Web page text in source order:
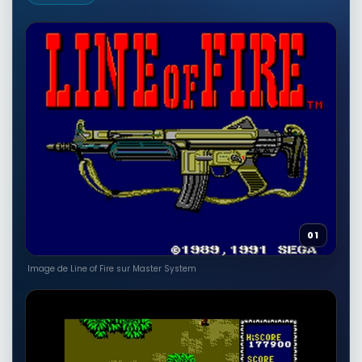
Lines of Battle: the old Flag's
Baptism of Fire, etc.
Autres produits liés
26,34 EUR
Voir sur Rakuten →
RÉSULTAT RAKUTEN À VÉRIFIER
PLAION 1129734 Film Blu-ray
Allemand, Anglais, Français,
Espagnol, Hongrois (In The Line Of
Fire)
Autres produits liés
Voir sur Rakuten →
RÉSULTAT RAKUTEN À VÉRIFIER
[USA][Blu-Ray] 2 Pack
Autres produits liés
23,22 EUR
01
Image de Line of Fire sur Master System